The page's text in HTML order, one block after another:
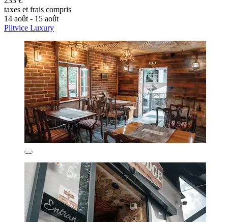
taxes et frais compris
14 août - 15 août
Plitvice Luxury